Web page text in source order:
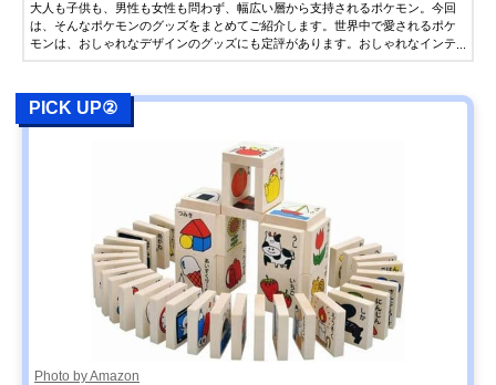
大人も子供も、男性も女性も問わず、幅広い層から支持されるポケモン。今回
は、そんなポケモンのグッズをまとめてご紹介します。世界中で愛されるポケ
モンは、おしゃれなデザインのグッズにも定評があります。おしゃれなインテ
PICK UP②
Photo by Amazon